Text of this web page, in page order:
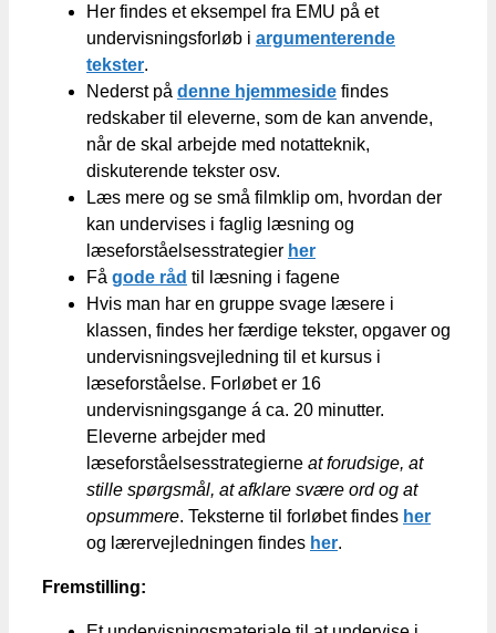
Her findes et eksempel fra EMU på et
undervisningsforløb i argumenterende
tekster.
Nederst på denne hjemmeside findes
redskaber til eleverne, som de kan anvende,
når de skal arbejde med notatteknik,
diskuterende tekster osv.
Læs mere og se små filmklip om, hvordan der
kan undervises i faglig læsning og
læseforståelsesstrategier her
Få gode råd til læsning i fagene
Hvis man har en gruppe svage læsere i
klassen, findes her færdige tekster, opgaver og
undervisningsvejledning til et kursus i
læseforståelse. Forløbet er 16
undervisningsgange á ca. 20 minutter.
Eleverne arbejder med
læseforståelsesstrategierne at forudsige, at
stille spørgsmål, at afklare svære ord og at
opsummere. Teksterne til forløbet findes her
og lærervejledningen findes her.
Fremstilling: